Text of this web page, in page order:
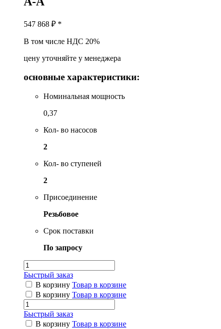
547 868 ₽ *
В том числе НДС 20%
цену уточняйте у менеджера
основные характеристики:
Номинальная мощность
0,37
Кол- во насосов
2
Кол- во ступеней
2
Присоединение
Резьбовое
Срок поставки
По запросу
Быстрый заказ
В корзину Товар в корзине
В корзину Товар в корзине
Быстрый заказ
В корзину Товар в корзине